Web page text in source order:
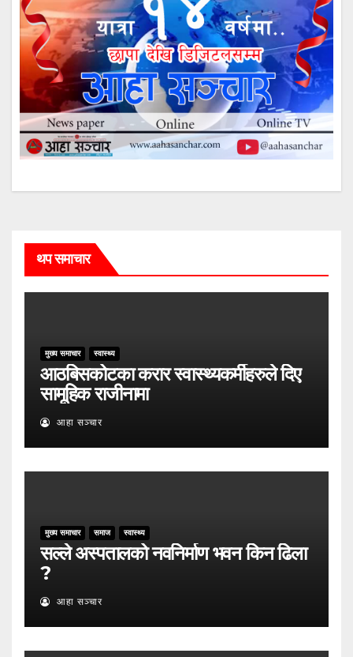
थप समाचार
मुख्य समाचार स्वास्थ्य
आठबिसकोटका करार स्वास्थ्यकर्मीहरुले दिए
सामूहिक राजीनामा
आहा सञ्चार
मुख्य समाचार समाज स्वास्थ्य
सल्ले अस्पतालको नवनिर्माण भवन किन ढिला
?
आहा सञ्चार